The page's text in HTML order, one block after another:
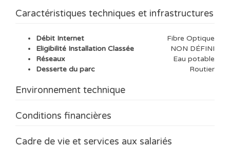
Caractéristiques techniques et infrastructures
Débit Internet
Fibre Optique
Eligibilité Installation Classée
NON DÉFINI
Réseaux
Eau potable
Desserte du parc
Routier
Environnement technique
Conditions financières
Cadre de vie et services aux salariés